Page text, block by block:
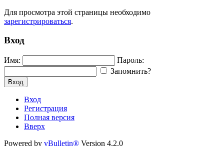
Для просмотра этой страницы необходимо
зарегистрироваться.
Вход
Имя:
Пароль:
Запомнить?
Вход
Вход
Регистрация
Полная версия
Вверх
Powered by vBulletin® Version 4.2.0